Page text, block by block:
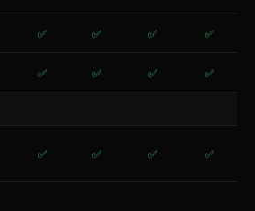
✅ ✅ ✅ ✅
✅ ✅ ✅ ✅
✅ ✅ ✅ ✅